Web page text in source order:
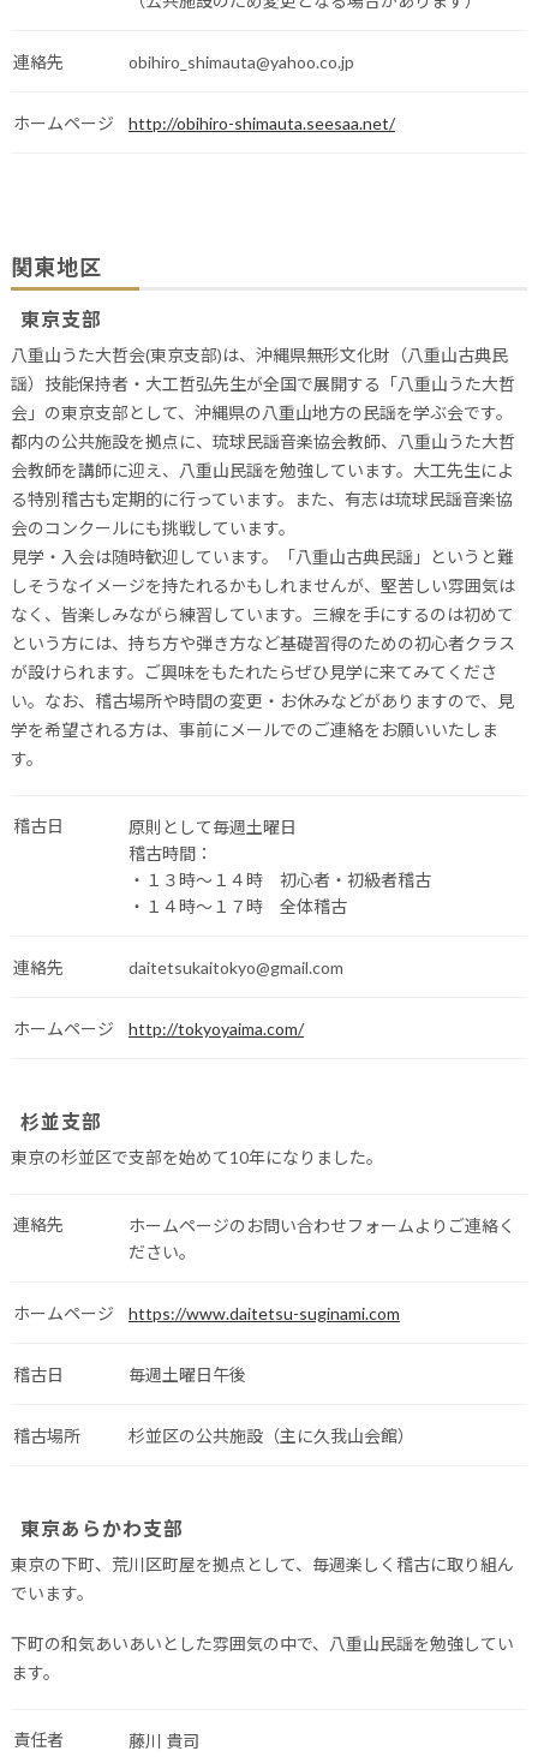
連絡先 obihiro_shimauta@yahoo.co.jp
ホームページ http://obihiro-shimauta.seesaa.net/
関東地区
東京支部
八重山うた大哲会(東京支部)は、沖縄県無形文化財（八重山古典民
謡）技能保持者・大工哲弘先生が全国で展開する「八重山うた大哲
会」の東京支部として、沖縄県の八重山地方の民謡を学ぶ会です。
都内の公共施設を拠点に、琉球民謡音楽協会教師、八重山うた大哲
会教師を講師に迎え、八重山民謡を勉強しています。大工先生によ
る特別稽古も定期的に行っています。また、有志は琉球民謡音楽協
会のコンクールにも挑戦しています。
見学・入会は随時歓迎しています。「八重山古典民謡」というと難
しそうなイメージを持たれるかもしれませんが、堅苦しい雰囲気は
なく、皆楽しみながら練習しています。三線を手にするのは初めて
という方には、持ち方や弾き方など基礎習得のための初心者クラス
が設けられます。ご興味をもたれたらぜひ見学に来てみてくださ
い。なお、稽古場所や時間の変更・お休みなどがありますので、見
学を希望される方は、事前にメールでのご連絡をお願いいたしま
す。
稽古日
原則として毎週土曜日
稽古時間：
・１３時～１４時 初心者・初級者稽古
・１４時～１７時 全体稽古
連絡先 daitetsukaitokyo@gmail.com
ホームページ http://tokyoyaima.com/
杉並支部
東京の杉並区で支部を始めて10年になりました。
連絡先
ホームページのお問い合わせフォームよりご連絡く
ださい。
ホームページ https://www.daitetsu-suginami.com
稽古日 毎週土曜日午後
稽古場所 杉並区の公共施設（主に久我山会館）
東京あらかわ支部
東京の下町、荒川区町屋を拠点として、毎週楽しく稽古に取り組ん
でいます。
下町の和気あいあいとした雰囲気の中で、八重山民謡を勉強してい
ます。
責任者 藤川 貴司